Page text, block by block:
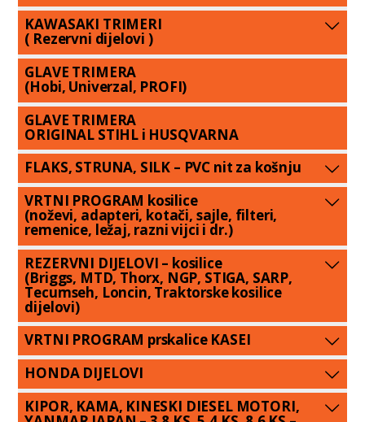
KAWASAKI TRIMERI
( Rezervni dijelovi )
GLAVE TRIMERA
(Hobi, Univerzal, PROFI)
GLAVE TRIMERA
ORIGINAL STIHL i HUSQVARNA
FLAKS, STRUNA, SILK – PVC nit za košnju
VRTNI PROGRAM kosilice
(noževi, adapteri, kotači, sajle, filteri,
remenice, ležaj, razni vijci i dr.)
REZERVNI DIJELOVI – kosilice
(Briggs, MTD, Thorx, NGP, STIGA, SARP,
Tecumseh, Loncin, Traktorske kosilice
dijelovi)
VRTNI PROGRAM prskalice KASEI
HONDA DIJELOVI
KIPOR, KAMA, KINESKI DIESEL MOTORI,